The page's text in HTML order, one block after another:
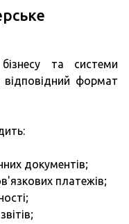
та системи
формат
документів;
платежів;